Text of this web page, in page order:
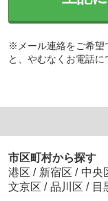
※メール連絡をご希望
と、やむなくお電話に
市区町村から探す
港区 / 新宿区 / 中央
文京区 / 品川区 / 目